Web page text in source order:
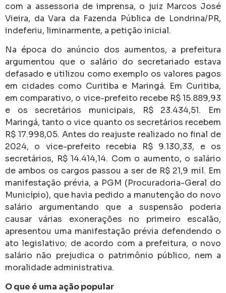
com a assessoria de imprensa, o juiz Marcos José
Vieira, da Vara da Fazenda Pública de Londrina/PR,
indeferiu, liminarmente, a petição inicial.
Na época do anúncio dos aumentos, a prefeitura
argumentou que o salário do secretariado estava
defasado e utilizou como exemplo os valores pagos
em cidades como Curitiba e Maringá. Em Curitiba,
em comparativo, o vice-prefeito recebe R$ 15.889,93
e os secretários municipais, R$ 23.434,51. Em
Maringá, tanto o vice quanto os secretários recebem
R$ 17.998,05. Antes do reajuste realizado no final de
2024, o vice-prefeito recebia R$ 9.130,33, e os
secretários, R$ 14.414,14. Com o aumento, o salário
de ambos os cargos passou a ser de R$ 21,9 mil. Em
manifestação prévia, a PGM (Procuradoria-Geral do
Município), que havia pedido a manutenção do novo
salário argumentando que a suspensão poderia
causar várias exonerações no primeiro escalão,
apresentou uma manifestação prévia defendendo o
ato legislativo; de acordo com a prefeitura, o novo
salário não prejudica o patrimônio público, nem a
moralidade administrativa.
O que é uma ação popular